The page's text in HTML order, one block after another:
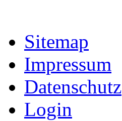
Sitemap
Impressum
Datenschutz
Login